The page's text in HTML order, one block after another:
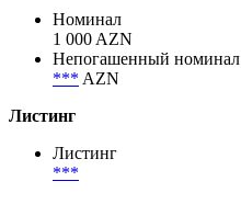
Номинал
1 000 AZN
Непогашенный номинал
*** AZN
Листинг
Листинг
***